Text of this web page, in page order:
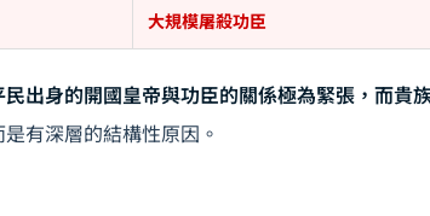
大規模屠殺功臣
民出身的開國皇帝與功臣的關係極為緊張，而貴
有深層的結構性原因。